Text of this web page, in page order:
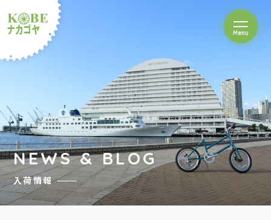
ルショップナカゴヤ
Menuを開閉
NEWS & BLOG
入荷情報